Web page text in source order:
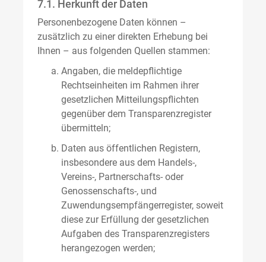
7.1. Herkunft der Daten
Personenbezogene Daten können –
zusätzlich zu einer direkten Erhebung bei
Ihnen – aus folgenden Quellen stammen:
Angaben, die meldepflichtige
Rechtseinheiten im Rahmen ihrer
gesetzlichen Mitteilungspflichten
gegenüber dem Transparenzregister
übermitteln;
Daten aus öffentlichen Registern,
insbesondere aus dem Handels-,
Vereins-, Partnerschafts- oder
Genossenschafts-, und
Zuwendungsempfängerregister, soweit
diese zur Erfüllung der gesetzlichen
Aufgaben des Transparenzregisters
herangezogen werden;